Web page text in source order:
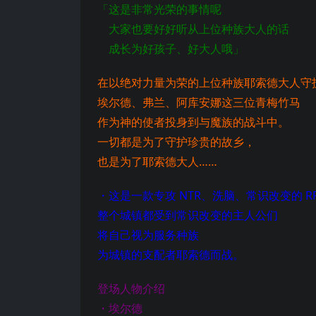
「这是非常光荣的事情呢
大家也要好好听从上位种族大人的话
成长为好孩子、好大人哦」
在以绝对力量为荣的上位种族耶索德大人守
埃尔德、弗兰、阿库安娜这三位青梅竹马
作为神的使者投身到与魔族的战斗中。
一切都是为了守护珍贵的故乡，
也是为了耶索德大人……
・这是一款专攻 NTR、洗脑、常识改变的
整个城镇都受到常识改变的主人公们
将自己视为服务种族
为城镇的支配者耶索德而战。
登场人物介绍
・埃尔德